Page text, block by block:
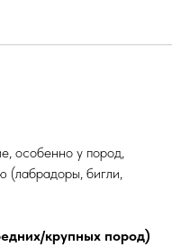
особенно у пород,
(лабрадоры, бигли,
крупных пород)